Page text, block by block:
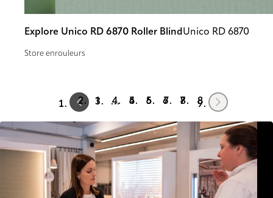
Explore Unico RD 6870 Roller Blind Unico RD 6870
Store enrouleurs
Prev 1 … 4 5 6 7 8 Next